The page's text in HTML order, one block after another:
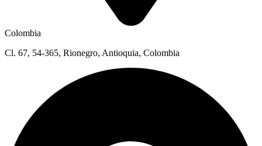
Colombia
Cl. 67, 54-365, Rionegro, Antioquia, Colombia